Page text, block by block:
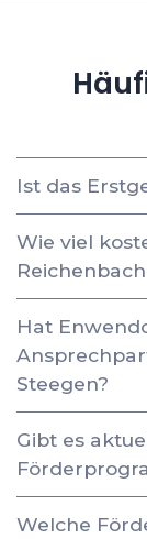
Ist das
Wie viel
Hat
Steegen?
Gibt es
Welche